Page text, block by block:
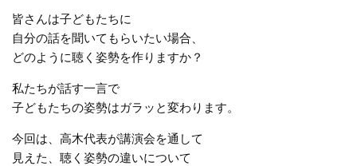
皆さんは子どもたちに
自分の話を聞いてもらいたい場合、
どのように聴く姿勢を作りますか？
私たちが話す一言で
子どもたちの姿勢はガラッと変わります。
今回は、高木代表が講演会を通して
見えた、聴く姿勢の違いについて